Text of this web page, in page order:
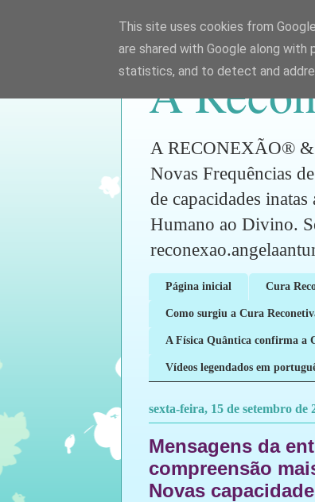
A
A RECONEXÃO® &
Novas Frequências
de capacidades
Humano ao Divino.
Página inicial Cura
Como surgiu a Cura
A Física Quântica confirma a
Vídeos legendados em
sexta-feira, 15 de setembro de
Mensagens da
compreensão
Novas
This site uses cookies from
are shared with Google along
statistics, and to detect and